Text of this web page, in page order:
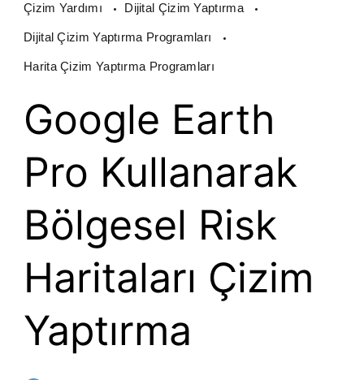
Çizim Yardımı Dijital Çizim Yaptırma
Dijital Çizim Yaptırma Programları
Harita Çizim Yaptırma Programları
Google Earth
Pro Kullanarak
Bölgesel Risk
Haritaları Çizim
Yaptırma